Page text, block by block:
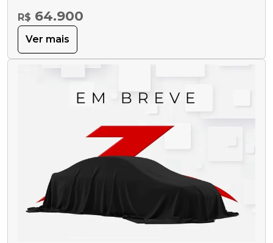
R$ 64.900
Ver mais